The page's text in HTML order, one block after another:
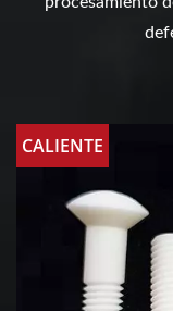
CALIENTE